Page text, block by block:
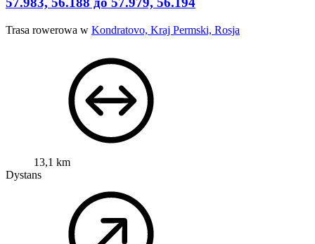
Trasa rowerowa w Kondratovo, Kraj Permski, Rosja
13,1 km
Dystans